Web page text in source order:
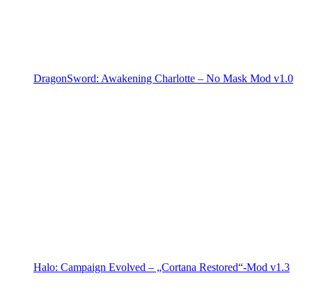
DragonSword: Awakening Charlotte – No Mask Mod v1.0
Halo: Campaign Evolved – „Cortana Restored“-Mod v1.3